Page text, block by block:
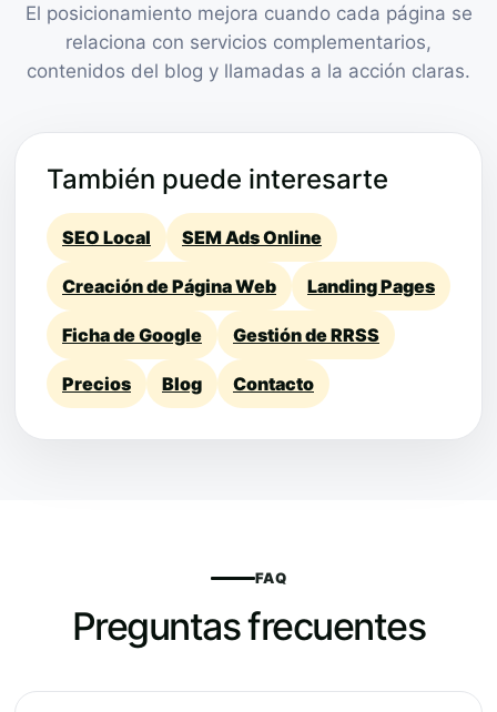
El posicionamiento mejora cuando cada página se
relaciona con servicios complementarios,
contenidos del blog y llamadas a la acción claras.
También puede interesarte
SEO Local SEM Ads Online
Creación de Página Web Landing Pages
Ficha de Google Gestión de RRSS
Precios Blog Contacto
FAQ
Preguntas frecuentes